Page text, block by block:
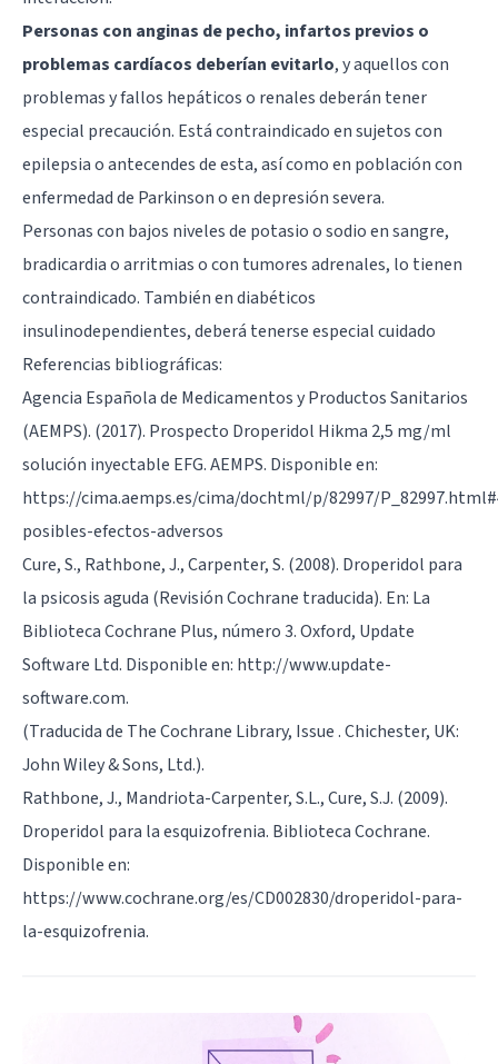
Personas con anginas de pecho, infartos previos o
problemas cardíacos deberían evitarlo, y aquellos con
problemas y fallos hepáticos o renales deberán tener
especial precaución. Está contraindicado en sujetos con
epilepsia o antecendes de esta, así como en población con
enfermedad de Parkinson o en depresión severa.
Personas con bajos niveles de potasio o sodio en sangre,
bradicardia o arritmias o con tumores adrenales, lo tienen
contraindicado. También en diabéticos
insulinodependientes, deberá tenerse especial cuidado
Referencias bibliográficas:
Agencia Española de Medicamentos y Productos Sanitarios
(AEMPS). (2017). Prospecto Droperidol Hikma 2,5 mg/ml
solución inyectable EFG. AEMPS. Disponible en:
https://cima.aemps.es/cima/dochtml/p/82997/
posibles-efectos-adversos
Cure, S., Rathbone, J., Carpenter, S. (2008). Droperidol para
la psicosis aguda (Revisión Cochrane traducida). En: La
Biblioteca Cochrane Plus, número 3. Oxford, Update
Software Ltd. Disponible en: http://www.update-
software.com.
(Traducida de The Cochrane Library, Issue . Chichester, UK:
John Wiley & Sons, Ltd.).
Rathbone, J., Mandriota-Carpenter, S.L., Cure, S.J. (2009).
Droperidol para la esquizofrenia. Biblioteca Cochrane.
Disponible en:
https://www.cochrane.org/es/CD002830/droperidol-para-
la-esquizofrenia.